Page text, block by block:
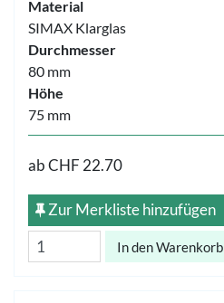
Material
SIMAX Klarglas
Durchmesser
80 mm
Höhe
75 mm
abCHF 22.70
Zur Merkliste hinzufügen
In den Warenkorb